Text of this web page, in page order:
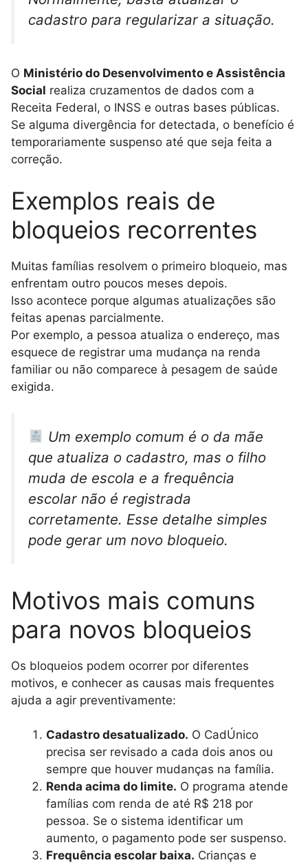
cadastro para regularizar a situação.
O Ministério do Desenvolvimento e Assistência
Social realiza cruzamentos de dados com a
Receita Federal, o INSS e outras bases públicas.
Se alguma divergência for detectada, o benefício é
temporariamente suspenso até que seja feita a
correção.
Exemplos reais de
bloqueios recorrentes
Muitas famílias resolvem o primeiro bloqueio, mas
enfrentam outro poucos meses depois.
Isso acontece porque algumas atualizações são
feitas apenas parcialmente.
Por exemplo, a pessoa atualiza o endereço, mas
esquece de registrar uma mudança na renda
familiar ou não comparece à pesagem de saúde
exigida.
Um exemplo comum é o da mãe
que atualiza o cadastro, mas o filho
muda de escola e a frequência
escolar não é registrada
corretamente. Esse detalhe simples
pode gerar um novo bloqueio.
Motivos mais comuns
para novos bloqueios
Os bloqueios podem ocorrer por diferentes
motivos, e conhecer as causas mais frequentes
ajuda a agir preventivamente:
Cadastro desatualizado. O CadÚnico
precisa ser revisado a cada dois anos ou
sempre que houver mudanças na família.
Renda acima do limite. O programa atende
famílias com renda de até R$ 218 por
pessoa. Se o sistema identificar um
aumento, o pagamento pode ser suspenso.
Frequência escolar baixa. Crianças e